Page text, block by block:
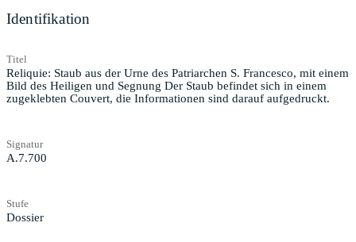
Identifikation
Titel
Reliquie: Staub aus der Urne des Patriarchen S. Francesco, mit einem
Bild des Heiligen und Segnung Der Staub befindet sich in einem
zugeklebten Couvert, die Informationen sind darauf aufgedruckt.
Signatur
A.7.700
Stufe
Dossier